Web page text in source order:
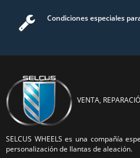
Condiciones especiales
VENTA,
SELCUS WHEELS es una compañía
personalización de llantas de aleación.